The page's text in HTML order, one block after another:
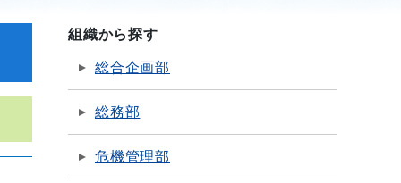
組織から探す
総合企画部
総務部
危機管理部